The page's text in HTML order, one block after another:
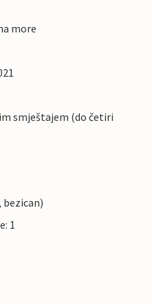
more
smještajem (do četiri
1